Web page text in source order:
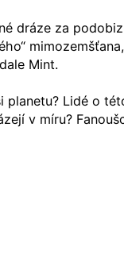
dráze za
Mint.
planetu? Lidé o
v míru?